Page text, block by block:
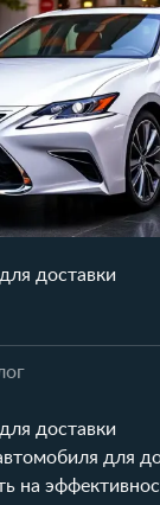
доставки
доставки
для
на